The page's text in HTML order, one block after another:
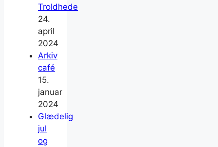
Troldhede
24.
april
2024
Arkiv
café
15.
januar
2024
Glædelig
jul
og